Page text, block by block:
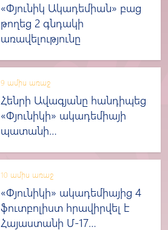
«Փյունիկ Ակադեմիան» բաց
թողեց 2 գնդակի
առավելությունը
9 ամիս առաջ
Հենրի Ավագյանը հանդիպեց
«Փյունիկի» ակադեմիայի
պատանի
10 ամիս առաջ
«Փյունիկի» ակադեմիայից 4
ֆուտբոլիստ հրավիրվել է
Հայաստանի Մ-17